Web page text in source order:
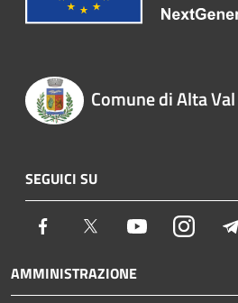
Comune di Alta
SEGUICI SU
Facebook Twitter Youtube
AMMINISTRAZIONE